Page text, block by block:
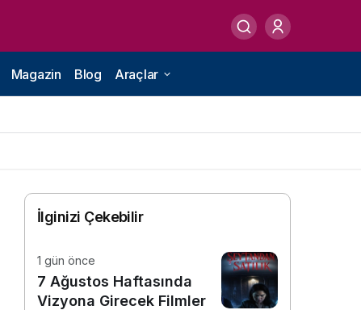
Magazin Blog Araçlar
İlginizi Çekebilir
1 gün önce
7 Ağustos Haftasında
Vizyona Girecek Filmler